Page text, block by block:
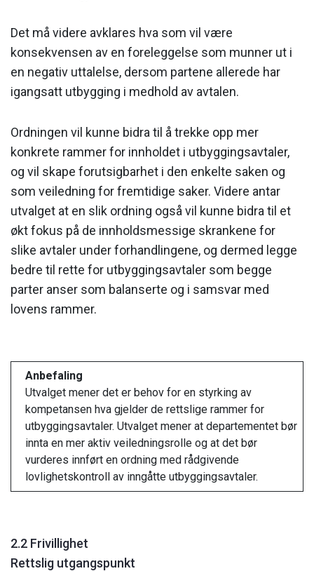
Det må videre avklares hva som vil være
konsekvensen av en foreleggelse som munner ut i
en negativ uttalelse, dersom partene allerede har
igangsatt utbygging i medhold av avtalen.
Ordningen vil kunne bidra til å trekke opp mer
konkrete rammer for innholdet i utbyggingsavtaler,
og vil skape forutsigbarhet i den enkelte saken og
som veiledning for fremtidige saker. Videre antar
utvalget at en slik ordning også vil kunne bidra til et
økt fokus på de innholdsmessige skrankene for
slike avtaler under forhandlingene, og dermed legge
bedre til rette for utbyggingsavtaler som begge
parter anser som balanserte og i samsvar med
lovens rammer.
Anbefaling
Utvalget mener det er behov for en styrking av
kompetansen hva gjelder de rettslige rammer for
utbyggingsavtaler. Utvalget mener at departementet bør
innta en mer aktiv veiledningsrolle og at det bør
vurderes innført en ordning med rådgivende
lovlighetskontroll av inngåtte utbyggings­avtaler.
2.2 Frivillighet
Rettslig utgangspunkt